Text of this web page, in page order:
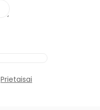
Prietaisai